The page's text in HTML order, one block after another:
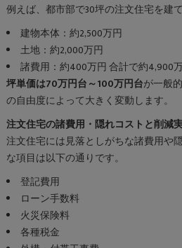
例えば、都市部で30坪の注文住宅を建て
建物本体：約2,500万円
土地：約2,000万円
諸費用：約400万円 合計で約4,900
坪単価は70万円台～100万円台が一般
の自由度によって大きく変動します。
注文住宅の諸費用・隠れコストと削減
注文住宅には見落としがちな諸費用や
な項目は以下の通りです。
登記費用
ローン手数料
火災保険料
各種税金